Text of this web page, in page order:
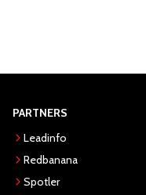
PARTNERS
Leadinfo
Redbanana
Spotler